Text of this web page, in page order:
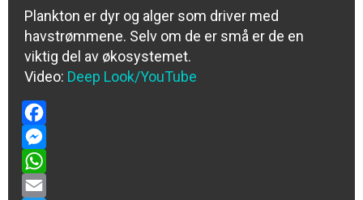
Plankton er dyr og alger som driver med
havstrømmene. Selv om de er små er de en
viktig del av økosystemet.
Video: Deep Look/YouTube
Facebook
Messenger
WhatsApp